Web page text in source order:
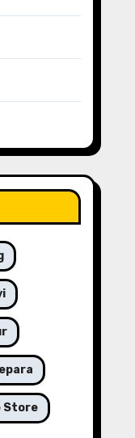
Store